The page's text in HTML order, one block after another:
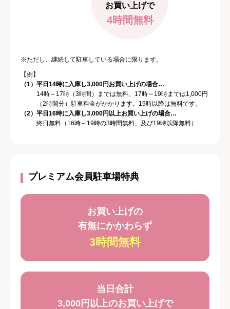
お買い上げで
4時間無料
※ただし、継続して駐車している場合に限ります。
【例】
（1）平日14時に入庫し3,000円お買い上げの場合…
14時～17時（3時間）までは無料、17時～19時までは1,000円
（2時間分）駐車料金がかかります。19時以降は無料です。
（2）平日16時に入庫し3,000円以上お買い上げの場合…
終日無料（16時～19時の3時間無料、及び19時以降無料）
プレミアム会員駐車場特典
お買い上げの
有無にかかわらず
3時間無料
当日合計
3,000円以上のお買い上げで